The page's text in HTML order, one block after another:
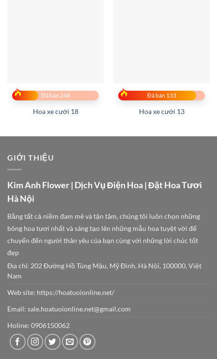
Đã bán 248
Hoa xe cưới 18
Đã bán 133
Hoa xe cưới 13
GIỚI THIỆU
Kim Anh Flower | Dịch Vụ Điện Hoa | Đặt Hoa Tươi
Hà Nội
Bằng tất cả niềm đam mê và tận tâm, chúng tôi luôn chọn những
bông hoa tươi nhất và sáng tạo lên những mẫu hoa tuyệt vời để
chuyển đến người thân yêu của bạn cùng với những lời chúc tốt
đẹp
Địa chỉ: 202 Đường Hồ Tùng Mậu, Mỹ Đình, Hà Nội, 100000, Việt
Nam
Web site: https://hoatuoionline.net/
Email: sale.hoatuoionline.net@gmail.com
Holine: 0906150062